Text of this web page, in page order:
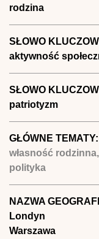
rodzina
SŁOWO
aktywność
SŁOWO
patriotyzm
GŁÓWNE TEMATY:
własność
polityka
NAZWA
Londyn
Warszawa